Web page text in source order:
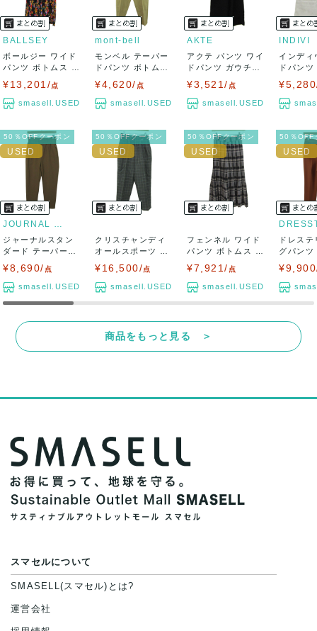
BALLSEY
ボールジー ワイド
パンツ ボトムス 総
¥13,201/点
smasell.USED
mont-bell
モンベル テーパー
ドパンツ ボトムス
¥4,620/ 点
smasell.USED
AKTE
アクテ パンツ ワイ
ドパンツ ガウチョ
¥3,521/ 点
smasell.USED
INDIVI
インディ
ドパン
50％OFFクーポン
JOURNAL STANDARD
ジャーナルスタン
ダード テーパード
パンツ ボトムス...
¥8,690/ 点
smasell.USED
50％OFFクーポン
クリスチャンディ
オールスポーツ パ
ンツ ボトムス ...
¥16,500/点
smasell.USED
50％OFFクーポン
フェンネル ワイド
パンツ ボトムス ガ
ウチョ チェ...
¥7,921/ 点
smasell.USED
50％OFF
ドレス
グパン
ーパー
商品をもっと見る ＞
スマセルについて
SMASELL(スマセル)とは?
運営会社